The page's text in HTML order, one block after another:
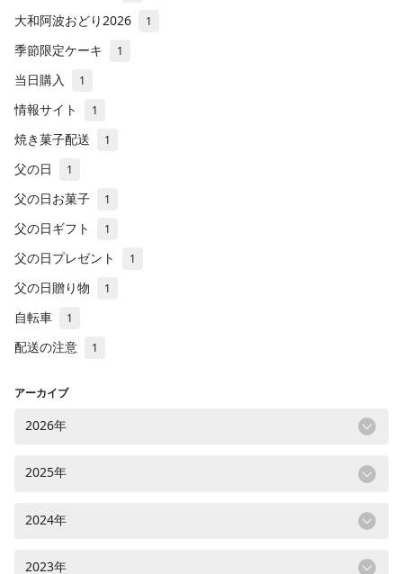
大和阿波おどり2026 1
季節限定ケーキ 1
当日購入 1
情報サイト 1
焼き菓子配送 1
父の日 1
父の日お菓子 1
父の日ギフト 1
父の日プレゼント 1
父の日贈り物 1
自転車 1
配送の注意 1
アーカイブ
2026年
2025年
2024年
2023年